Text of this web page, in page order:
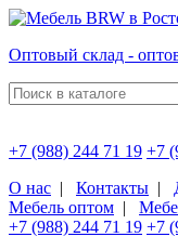
Оптовый склад -
+7 (988) 244 71 19 +7
О нас | Контакты |
Мебель оптом |
+7 (988) 244 71 19 +7